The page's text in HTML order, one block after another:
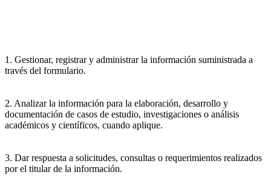
1. Gestionar, registrar y administrar la información suministrada a
través del formulario.
2. Analizar la información para la elaboración, desarrollo y
documentación de casos de estudio, investigaciones o análisis
académicos y científicos, cuando aplique.
3. Dar respuesta a solicitudes, consultas o requerimientos realizados
por el titular de la información.